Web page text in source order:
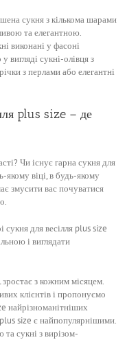
сукня з кількома шарами
та елегантною.
виконані у фасоні
вигляді сукні-олівця з
з перлами або елегантні
plus size – де
Чи існує гарна сукня для
віці, в будь-якому
змусити вас почуватися
сукня для весілля plus size
і виглядати
з кожним місяцем.
клієнтів і пропонуємо
найрізноманітніших
plus size є найпопулярнішими.
сукні з вирізом-